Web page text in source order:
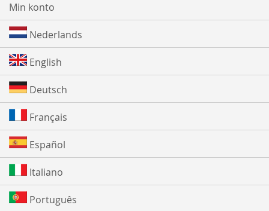
Min konto
Nederlands
English
Deutsch
Français
Español
Italiano
Português